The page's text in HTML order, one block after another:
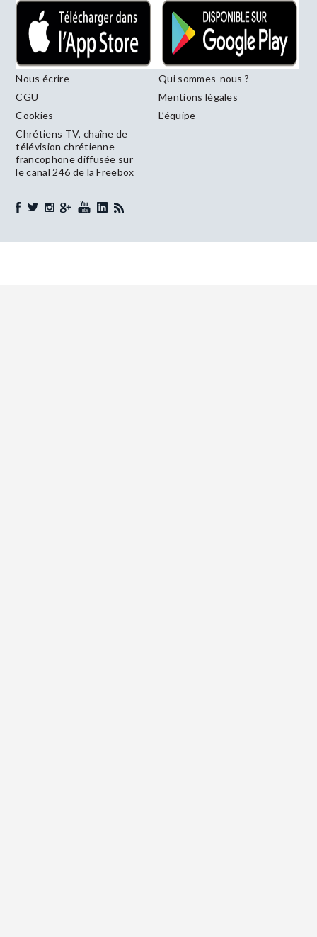
Nous écrire
Qui sommes-nous ?
CGU
Mentions légales
Cookies
L’équipe
Chrétiens TV, chaîne de
télévision chrétienne
francophone diffusée sur
le canal 246 de la Freebox